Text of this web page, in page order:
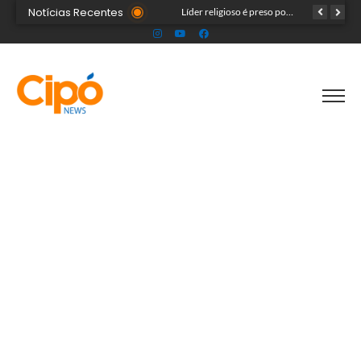
Notícias Recentes Líder religioso é preso por transformar fiéis em escravos sexuais